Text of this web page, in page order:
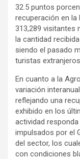
32.5 puntos
recuperación en la
313,289 visitantes
la cantidad
siendo el pasado
turistas
En cuanto a la
variación
reflejando una
exhibido en los
actividad
impulsados por el
del sector, los
con condiciones